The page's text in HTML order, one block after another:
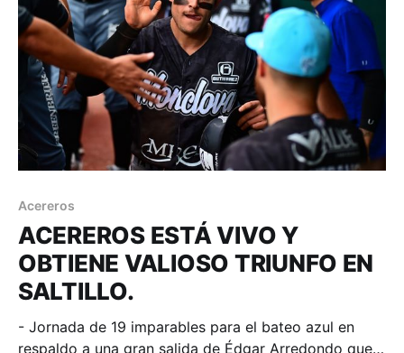
Acereros
ACEREROS ESTÁ VIVO Y
OBTIENE VALIOSO TRIUNFO EN
SALTILLO.
- Jornada de 19 imparables para el bateo azul en
respaldo a una gran salida de Édgar Arredondo que